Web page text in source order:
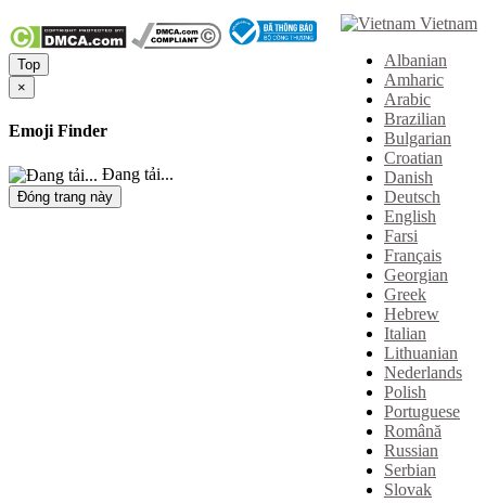
Vietnam
Albanian
Amharic
Arabic
Brazilian
Bulgarian
Croatian
Danish
Deutsch
English
Farsi
Français
Georgian
Greek
Hebrew
Italian
Lithuanian
Nederlands
Polish
Portuguese
Română
Russian
Serbian
Slovak
Top
×
Emoji Finder
Đang tải...
Đóng trang này